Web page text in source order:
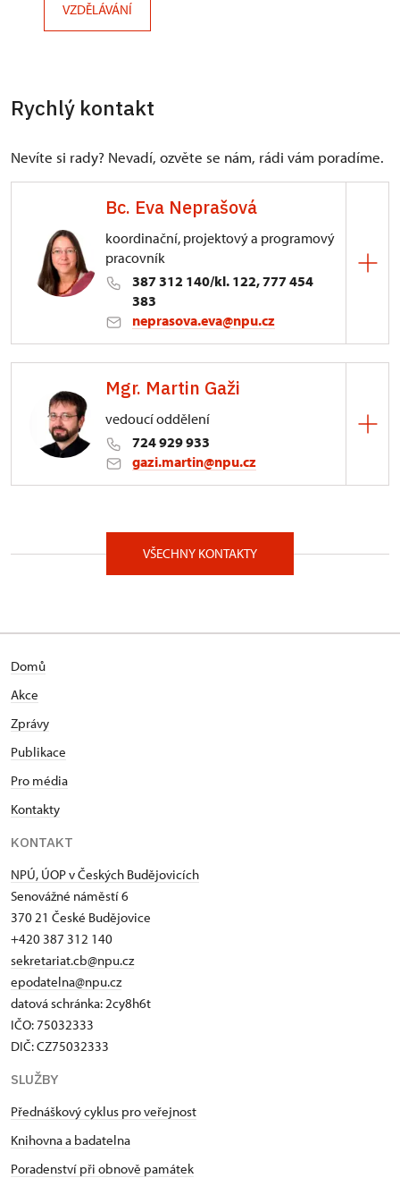
VZDĚLÁVÁNÍ
Rychlý kontakt
Nevíte si rady? Nevadí, ozvěte se nám, rádi vám poradíme.
Bc. Eva Neprašová
koordinační, projektový a programový
pracovník
387 312 140/kl. 122, 777 454
383
neprasova.eva@npu.cz
Senovážné nám. 230/6, České Budějovice 37021
Mgr. Martin Gaži
vedoucí oddělení
724 929 933
gazi.martin@npu.cz
Senovážné nám. 230/6, České Budějovice 37021
VŠECHNY KONTAKTY
Domů
Akce
Zprávy
Publikace
Pro média
Kontakty
KONTAKT
NPÚ, ÚOP v Českých Budějovicích
Senovážné náměstí 6
370 21 České Budějovice
+420 387 312 140
sekretariat.cb@npu.cz
epodatelna@npu.cz
datová schránka: 2cy8h6t​
IČO: 75032333
DIČ: CZ75032333
SLUŽBY
Přednáškový cyklus pro veřejnost
Knihovna a badatelna
Poradenství při obnově památek